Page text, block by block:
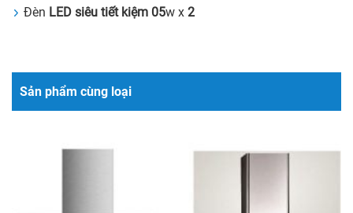
Đèn LED siêu tiết kiệm 05w x 2
Sản phẩm cùng loại